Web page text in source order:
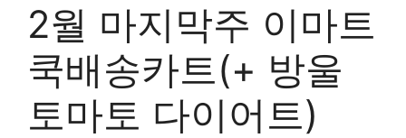
2월 마지막주 이마트
쿡배송카트(+ 방울
토마토 다이어트)